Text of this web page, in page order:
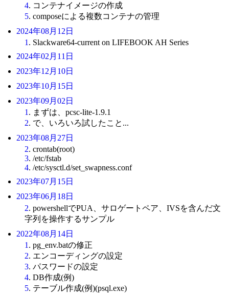
4. コンテナイメージの作成
5. composeによる複数コンテナの管理
2024年08月12日
1 . Slackware64-current on LIFEBOOK AH Series
2024年02月11日
2023年12月10日
2023年10月15日
2023年09月02日
1 . まずは、pcsc-lite-1.9.1
2. で、いろいろ試したこと...
2023年08月27日
2. crontab(root)
3. /etc/fstab
4. /etc/sysctl.d/set_swapness.conf
2023年07月15日
2023年06月18日
2. powershellでPUA、サロゲートペア、IVSを含んだ文
字列を操作するサンプル
2022年08月14日
1 . pg_env.batの修正
2. エンコーディングの設定
3. パスワードの設定
4. DB作成(例)
5. テーブル作成(例)(psql.exe)